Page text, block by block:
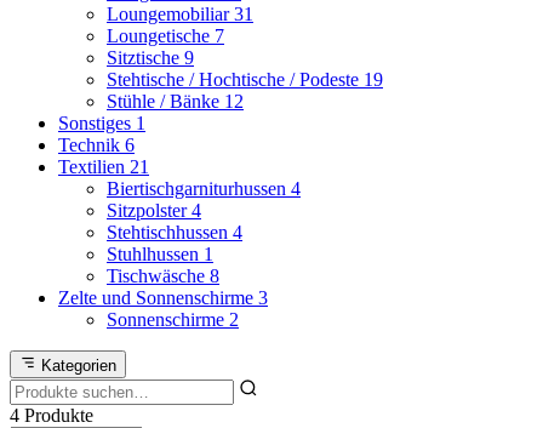
Loungemobiliar 31
Loungetische 7
Sitztische 9
Stehtische / Hochtische / Podeste 19
Stühle / Bänke 12
Sonstiges 1
Technik 6
Textilien 21
Biertischgarniturhussen 4
Sitzpolster 4
Stehtischhussen 4
Stuhlhussen 1
Tischwäsche 8
Zelte und Sonnenschirme 3
Sonnenschirme 2
Kategorien
4 Produkte